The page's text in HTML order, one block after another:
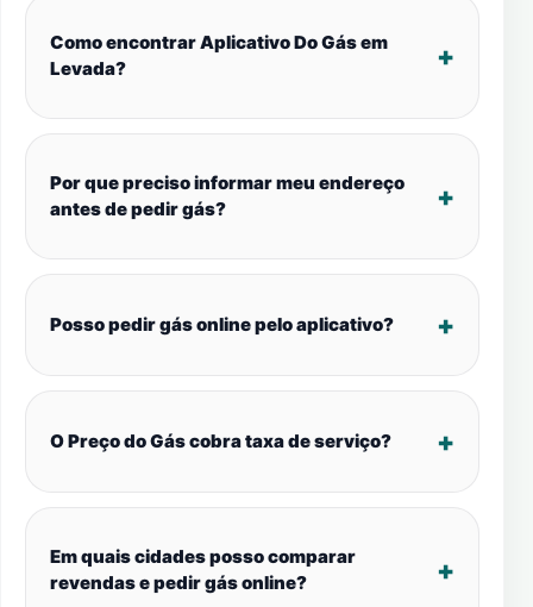
Como encontrar Aplicativo Do Gás em
Levada?
Por que preciso informar meu endereço
antes de pedir gás?
Posso pedir gás online pelo aplicativo?
O Preço do Gás cobra taxa de serviço?
Em quais cidades posso comparar
revendas e pedir gás online?